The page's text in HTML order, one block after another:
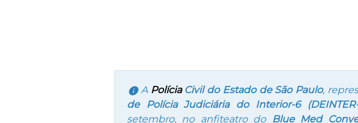
A PolíciaCivil do Estado de São Paulo,
de Polícia Judiciária do Interior-6
setembro, no anfiteatro do Blue Med